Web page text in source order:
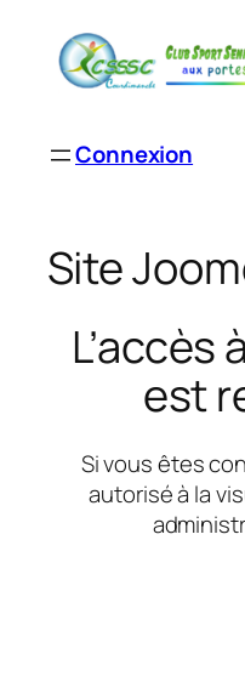
contenu
Connexion
Site
L’accès
est
Si vous êtes
autorisé à la